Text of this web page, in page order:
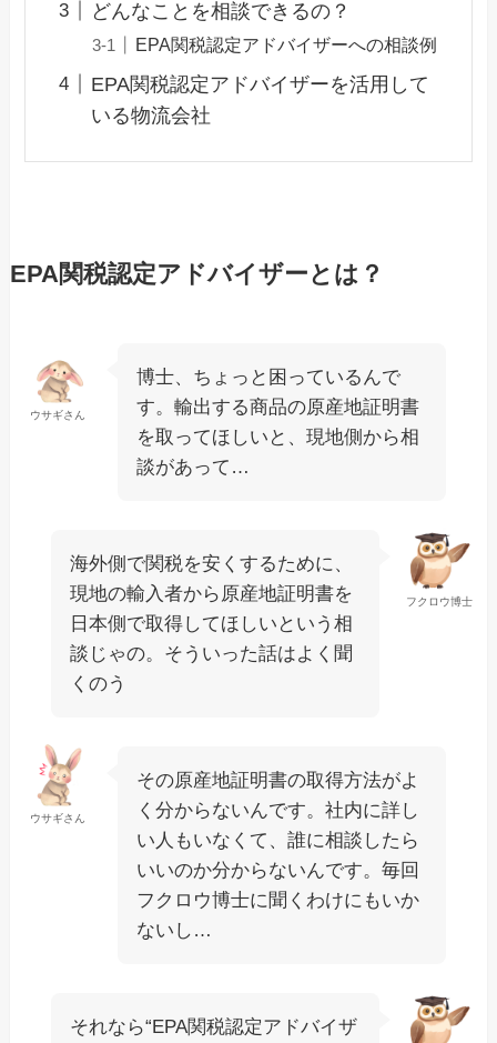
どんなことを相談できるの？
EPA関税認定アドバイザーへの相談例
EPA関税認定アドバイザーを活用して
いる物流会社
EPA関税認定アドバイザーとは？
ウサギさん
博士、ちょっと困っているんで
す。輸出する商品の原産地証明書
を取ってほしいと、現地側から相
談があって…
フクロウ博士
海外側で関税を安くするために、
現地の輸入者から原産地証明書を
日本側で取得してほしいという相
談じゃの。そういった話はよく聞
くのう
ウサギさん
その原産地証明書の取得方法がよ
く分からないんです。社内に詳し
い人もいなくて、誰に相談したら
いいのか分からないんです。毎回
フクロウ博士に聞くわけにもいか
ないし…
それなら“EPA関税認定アドバイザ